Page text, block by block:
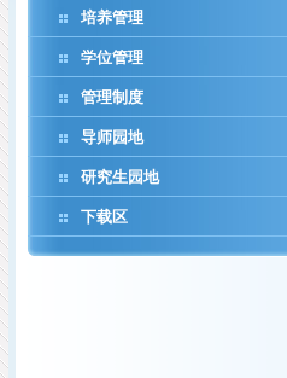
培养管理
学位管理
管理制度
导师园地
研究生园地
下载区